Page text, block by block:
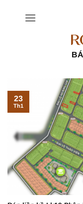
23
Th1